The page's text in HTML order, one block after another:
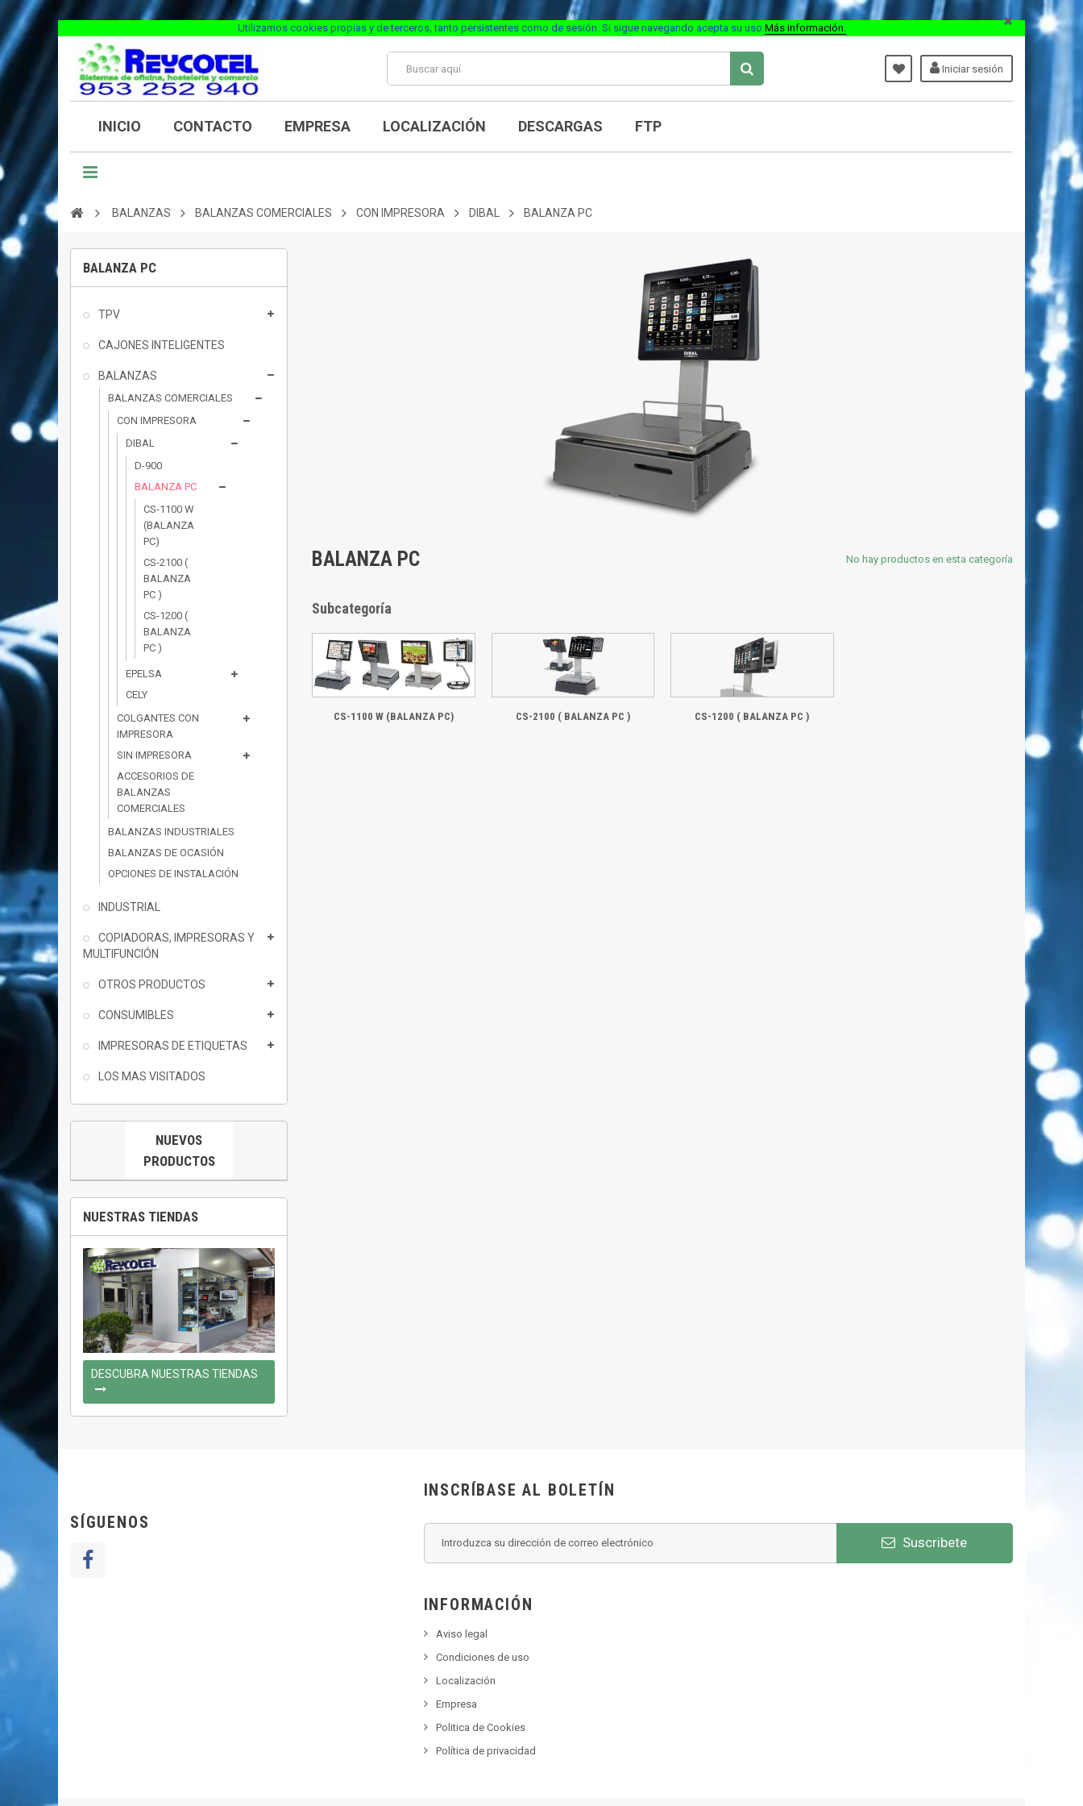
Utilizamos cookies propias y de terceros, tanto persistentes como de sesión. Si sigue navegando acepta su uso.Más información.
Iniciar sesión
INICIO CONTACTO EMPRESA LOCALIZACIÓN DESCARGAS FTP
BALANZAS BALANZAS COMERCIALES CON IMPRESORA DIBAL BALANZA PC
BALANZA PC
TPV
CAJONES INTELIGENTES
BALANZAS
BALANZAS COMERCIALES
CON IMPRESORA
DIBAL
D-900
BALANZA PC
CS-1100 W
(BALANZA
PC)
CS-2100 (
BALANZA
PC )
CS-1200 (
BALANZA
PC )
EPELSA
CELY
COLGANTES CON
IMPRESORA
SIN IMPRESORA
ACCESORIOS DE
BALANZAS
COMERCIALES
BALANZAS INDUSTRIALES
BALANZAS DE OCASIÓN
OPCIONES DE INSTALACIÓN
INDUSTRIAL
COPIADORAS, IMPRESORAS Y
MULTIFUNCIÓN
OTROS PRODUCTOS
CONSUMIBLES
IMPRESORAS DE ETIQUETAS
LOS MAS VISITADOS
NUEVOS
PRODUCTOS
NUESTRAS TIENDAS
DESCUBRA NUESTRAS TIENDAS
BALANZA PC No hay productos en esta categoría
Subcategoría
CS-1100 W (BALANZA PC) CS-2100 ( BALANZA PC ) CS-1200 ( BALANZA PC )
SÍGUENOS
INSCRÍBASE AL BOLETÍN
Suscribete
INFORMACIÓN
Aviso legal
Condiciones de uso
Localización
Empresa
Politica de Cookies
Política de privacidad